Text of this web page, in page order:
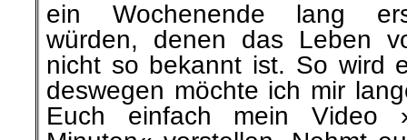
ein Wochenende lang
würden, denen das Leben
nicht so bekannt ist. So wird
deswegen möchte ich mir
Euch einfach mein Video